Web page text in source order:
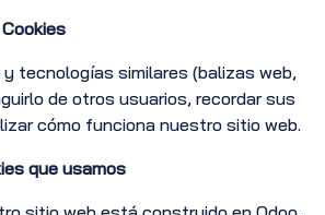
tecnologías similares (balizas web,
de otros usuarios, recordar sus
cómo funciona nuestro sitio web.
que usamos